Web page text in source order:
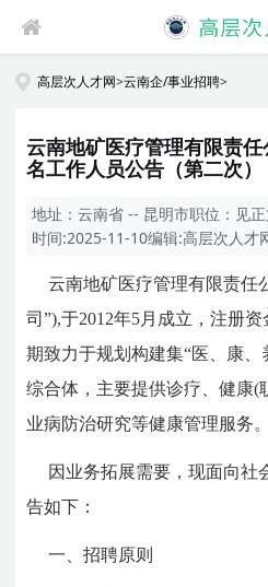
高层次人才网>云南企/事业招聘>
云南地矿医疗管理有限责
名工作人员公告（第二次）
地址：云南省 -- 昆明市职位： 见
时间:2025-11-10编辑:高层次人才
云南地矿医疗管理有限责任
司”),于2012年5月成立，注册
期致力于规划构建集“医、康
综合体，主要提供诊疗、健康(
业病防治研究等健康管理服务。
因业务拓展需要，现面向社
告如下：
一、招聘原则